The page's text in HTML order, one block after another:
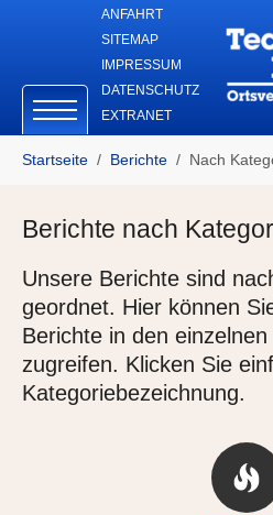
Skip to main navigation
Zum Hauptinhalt springen
Skip to page footerANFAHRT
SITEMAP
IMPRESSUM
DATENSCHUTZ
EXTRANET
Startseite
Berichte Nach
Berichte nach
Unsere Berichte sind
geordnet. Hier können
Berichte in den
zugreifen. Klicken Sie
Kategoriebezeichnung.